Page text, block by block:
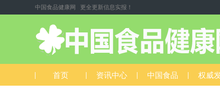
中国食品健康网 更全更新信息实报！
首页 资讯中心 中国食品 权威